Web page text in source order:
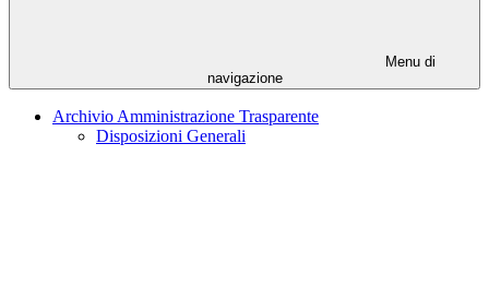
Menu di
navigazione
Archivio Amministrazione Trasparente
Disposizioni Generali